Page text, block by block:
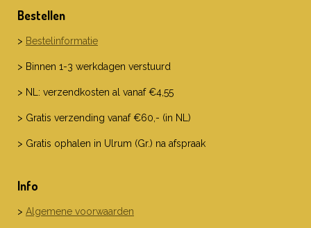
Bestellen
> Bestelinformatie
> Binnen 1-3 werkdagen verstuurd
> NL: verzendkosten al vanaf €4,55
> Gratis verzending vanaf €60,- (in NL)
> Gratis ophalen in Ulrum (Gr.) na afspraak
Info
> Algemene voorwaarden